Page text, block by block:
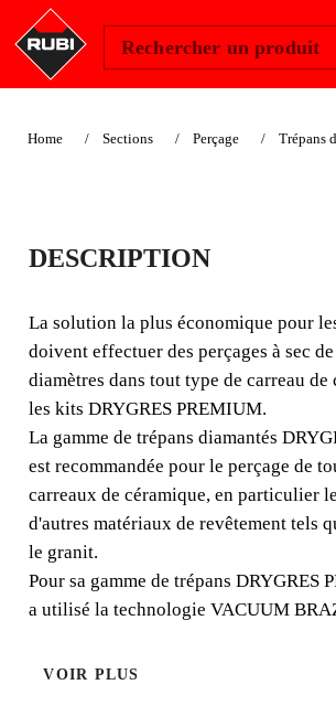
Rechercher un produit
Home Sections Perçage Trépans
KITS DE
DIAMANTÉS
DRYGRES
La solution la plus économique pour
doivent effectuer des perçages à sec de
diamètres dans tout type de carreau de
kits DRYGRES PREMIUM. La
MATÉRIAU :
TRÈS
LONGUE
DESCRIPTION
La solution la plus économique pour
doivent effectuer des perçages à sec
diamètres dans tout type de carreau de
les kits DRYGRES PREMIUM.
La gamme de trépans diamantés
est recommandée pour le perçage de
carreaux de céramique, en particulier
d'autres matériaux de revêtement tels
le granit.
Pour sa gamme de trépans DRYGRES
a utilisé la technologie VACUUM
VOIR PLUS